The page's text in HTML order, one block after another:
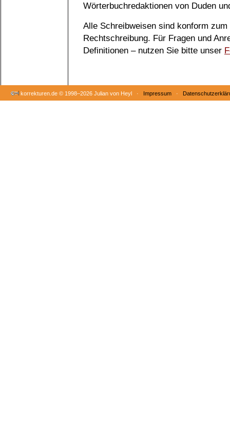
Wörterbuchredaktionen von Duden
Alle Schreibweisen sind konform
Rechtschreibung. Für Fragen und
Definitionen – nutzen Sie bitte unser
korrekturen.de © 1998–2026 Julian von Heyl · Impressum ·